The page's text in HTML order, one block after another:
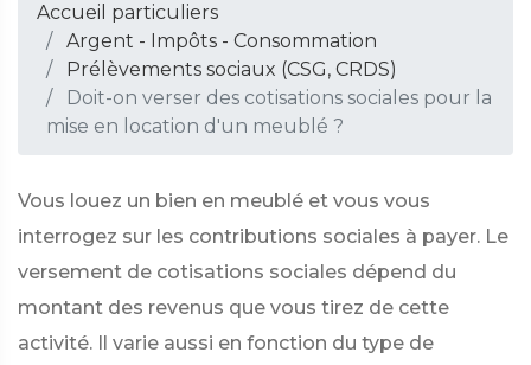
Accueil particuliers
Argent - Impôts - Consommation
Prélèvements sociaux (CSG, CRDS)
Doit-on verser des cotisations sociales pour la
mise en location d'un meublé ?
Vous louez un bien en meublé et vous vous
interrogez sur les contributions sociales à payer. Le
versement de cotisations sociales dépend du
montant des revenus que vous tirez de cette
activité. Il varie aussi en fonction du type de